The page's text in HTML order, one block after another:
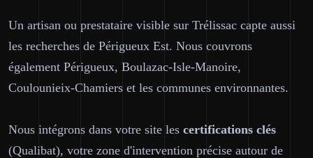
Un artisan ou prestataire visible sur Trélissac capte aussi
les recherches de Périgueux Est. Nous couvrons
également Périgueux, Boulazac-Isle-Manoire,
Coulounieix-Chamiers et les communes environnantes.
Nous intégrons dans votre site les certifications clés
(Qualibat), votre zone d'intervention précise autour de